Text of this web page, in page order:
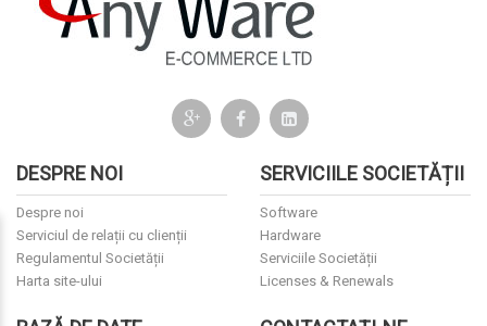
DESPRE NOI
Despre noi
Serviciul de relații cu clienții
Regulamentul Societății
Harta site-ului
SERVICIILE SOCIETĂȚII
Software
Hardware
Serviciile Societății
Licenses & Renewals